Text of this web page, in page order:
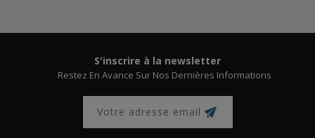
S'inscrire à la newsletter
Restez En Avance Sur Nos Dernières Informations